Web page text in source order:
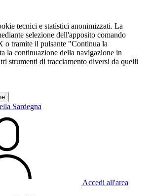
tecnici e statistici anonimizzati. La
selezione dell'apposito comando
o tramite il pulsante "Continua la
la continuazione della navigazione in
strumenti di tracciamento diversi da quelli
Sardegna
Accedi all'area